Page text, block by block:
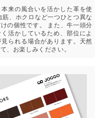
本来の風合いを活かした革を使
、ホクロなど一つひとつ異な
の個性です。 また、牛一頭分
活かしているため、部位によ
られる場合があります。天然
、お楽しみください。